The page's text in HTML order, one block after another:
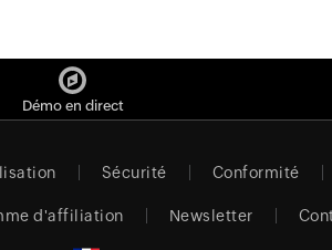
Démo en direct
Sécurité Conformité
d'affiliation Newsletter